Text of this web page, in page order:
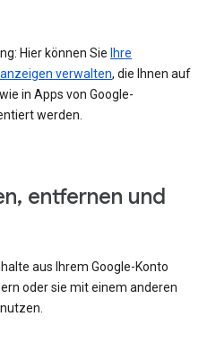
Hier können Sie Ihre
verwalten, die Ihnen auf
in Apps von Google-
werden.
entfernen und
aus Ihrem Google-Konto
oder sie mit einem anderen